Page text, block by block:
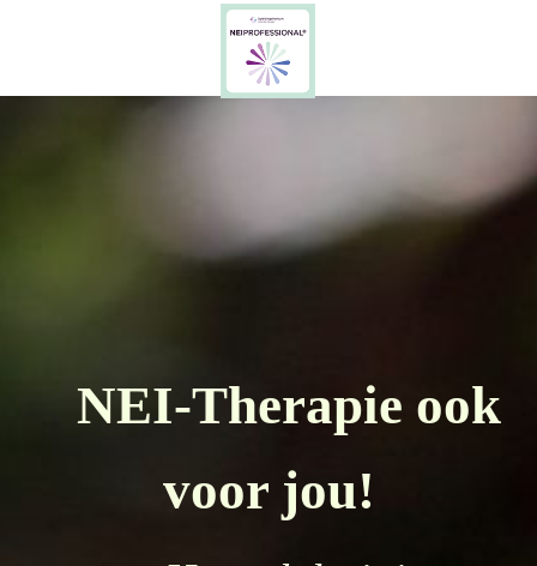
NEI-Therapie ook
voor jou!